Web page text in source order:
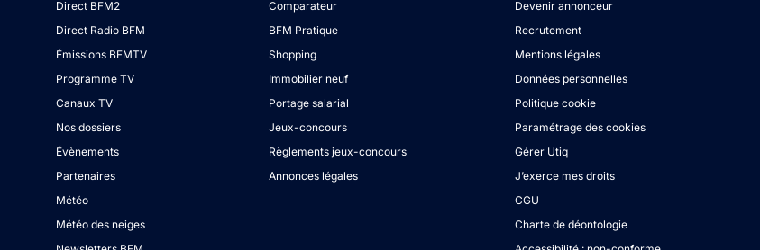
Direct BFM2
Direct Radio BFM
Émissions BFMTV
Programme TV
Canaux TV
Nos dossiers
Évènements
Partenaires
Météo
Météo des neiges
Comparateur
BFM Pratique
Shopping
Immobilier neuf
Portage salarial
Jeux-concours
Règlements jeux-concours
Annonces légales
Devenir annonceur
Recrutement
Mentions légales
Données personnelles
Politique cookie
Paramétrage des cookies
Gérer Utiq
J’exerce mes droits
CGU
Charte de déontologie